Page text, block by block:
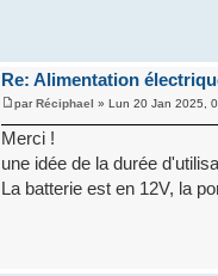
Re: Alimentation
parRéciphael » Lun 20 Jan 2025,
Merci !
une idée de la durée
La batterie est en 12V, la